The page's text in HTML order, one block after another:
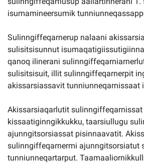
isumamineersumik
Sulinngiffeqarnerup nalaani
sulisitsisunnut
qanoq ilinerani
sulisitsisuit, illit sulinngiffeqarnerpit
akissarsiassavit tunniunneqarnissaat
Akissarsiaqarlutit sulinngiffeqarnissat
kissaatiginngikkukku, taarsiullugu
ajunngitsorsiassat pisinnaavatit.
sulinngiffeqarnermi ajunngitsorsiatut
tunniunneqartarput.